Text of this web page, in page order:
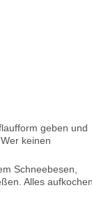
geben und
keinen
Schneebesen,
Alles aufkochen